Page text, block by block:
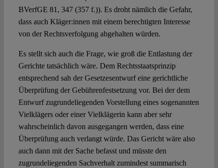
BVerfGE 81, 347 (357 f.)). Es droht nämlich die Gefahr,
dass auch Kläger:innen mit einem berechtigten Interesse
von der Rechtsverfolgung abgehalten würden.
Es stellt sich auch die Frage, wie groß die Entlastung der
Gerichte tatsächlich wäre. Dem Rechtsstaatsprinzip
entsprechend sah der Gesetzesentwurf eine gerichtliche
Überprüfung der Gebührenfestsetzung vor. Bei der dem
Entwurf zugrundeliegenden Vorstellung eines sogenannten
Vielklägers oder einer Vielklägerin kann aber sehr
wahrscheinlich davon ausgegangen werden, dass eine
Überprüfung auch verlangt würde. Das Gericht wäre also
auch dann mit der Sache befasst und müsste den
zugrundeliegenden Sachverhalt zumindest summarisch